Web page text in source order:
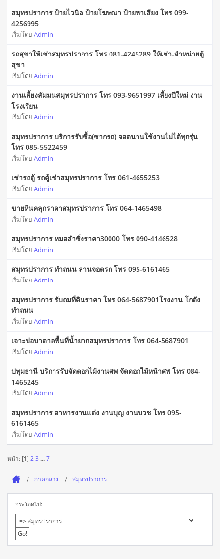
สมุทรปราการ ป้ายไวนิล ป้ายโฆษณา ป้ายหาเสียง โทร 099-
4256995
เริ่มโดย Admin
รถสุขาให้เช่าสมุทรปราการ โทร 081-4245289 ให้เช่า-จำหน่ายตู้
สุขา
เริ่มโดย Admin
งานเลี้ยงสัมมนสมุทรปราการ โทร 093-9651997 เลี้ยงปีใหม่ งาน
โรงเรียน
เริ่มโดย Admin
สมุทรปราการ บริการรับซื้อ(ซากรถ) จอดนานใช้งานไม่ได้ทุกรุ่น
โทร 085-5522459
เริ่มโดย Admin
เช่ารถตู้ รถตู้เช่าสมุทรปราการ โทร 061-4655253
เริ่มโดย Admin
ขายหินคลุกราคาสมุทรปราการ โทร 064-1465498
เริ่มโดย Admin
สมุทรปราการ หมอลําซิ่งราคา30000 โทร 090-4146528
เริ่มโดย Admin
สมุทรปราการ ทำถนน ลานจอดรถ โทร 095-6161465
เริ่มโดย Admin
สมุทรปราการ รับถมที่ดินราคา โทร 064-5687901โรงงาน โกดัง
ทำถนน
เริ่มโดย Admin
เจาะบ่อบาดาลพื้นที่น้ำยากสมุทรปราการ โทร 064-5687901
เริ่มโดย Admin
ปทุมธานี บริการรับจัดดอกไม้งานศพ จัดดอกไม้หน้าศพ โทร 084-
1465245
เริ่มโดย Admin
สมุทรปราการ อาหารงานแต่ง งานบุญ งานบวช โทร 095-
6161465
เริ่มโดย Admin
หน้า: [1] 23 ...7
ภาคกลาง สมุทรปราการ
กระโดดไป: